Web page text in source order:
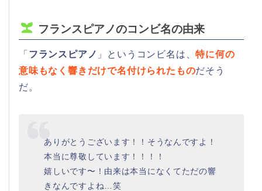
フランスピアノのコンビ名の由来
「 フランスピアノ 」というコンビ名は、特に何の
意味もなく響きだけで名付けられたものだそう
だ。
ありがとうございます！！そうなんですよ！
本当に尊敬しています！！！！
嬉しいです〜！由来は本当になくてただの響
きなんですよね…笑